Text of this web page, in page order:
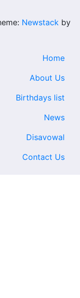
Newstack by
Home
About Us
Birthdays list
News
Disavowal
Contact Us